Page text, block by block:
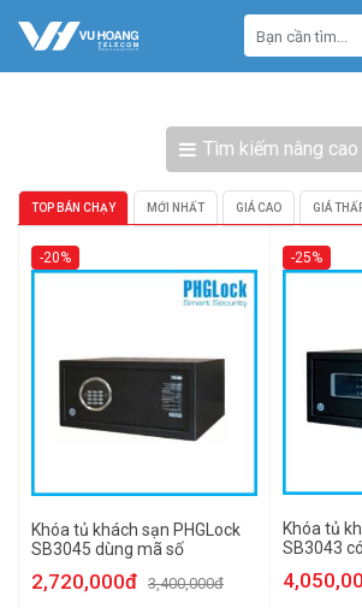
Tìm kiếm nâng cao
TOP BÁN CHẠY MỚI NHẤT GIÁ CAO GIÁ
-20%
Khóa tủ khách sạn PHGLock
SB3045 dùng mã số
2,720,000đ 3,400,000đ
-25%
Khóa tủ
SB3043